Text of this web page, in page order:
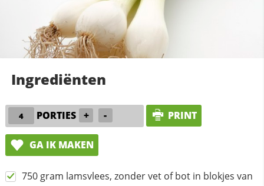
Ingrediënten
PORTIES + - PRINT
GA IK MAKEN
750 gram lamsvlees, zonder vet of bot in blokjes van